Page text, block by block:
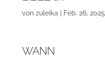
von zuleika Feb. 26, 2025
WANN